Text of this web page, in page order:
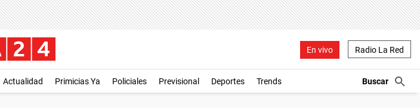
En vivo Radio La Red
Actualidad Primicias Ya Policiales Previsional Deportes Trends